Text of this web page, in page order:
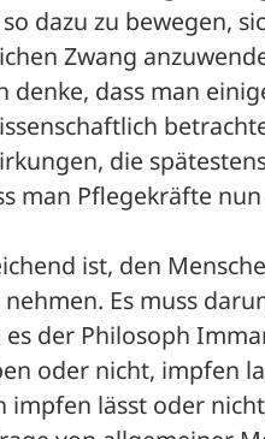
dazu zu bewegen,
Zwang
denke, dass man
die
man Pflegekräfte
ist, den
Es muss
der Philosoph
oder nicht, impfen
impfen lässt oder